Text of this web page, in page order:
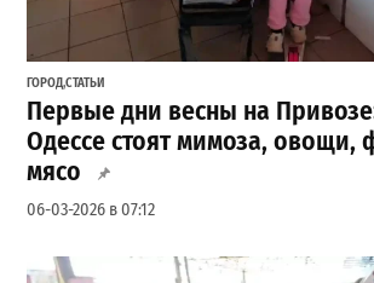
ГОРОД,СТАТЬИ
Первые дни весны на
Одессе стоят мимоза, овощи,
мясо
06-03-2026 в 07:12